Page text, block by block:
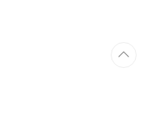
는
후 공
수